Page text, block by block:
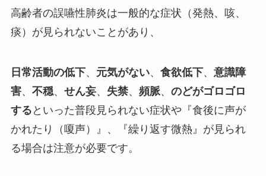
高齢者の誤嚥性肺炎は一般的な症状（発熱、咳、
痰）が見られないことがあり、
日常活動の低下、 元気がない、 食欲低下、 意識障
害、 不穏、 せん妄、 失禁、 頻脈、 のどがゴロゴロ
する といった普段見られない症状や『食後に声が
かれたり（嗄声）』、『繰り返す微熱』が見られ
る場合は注意が必要です。